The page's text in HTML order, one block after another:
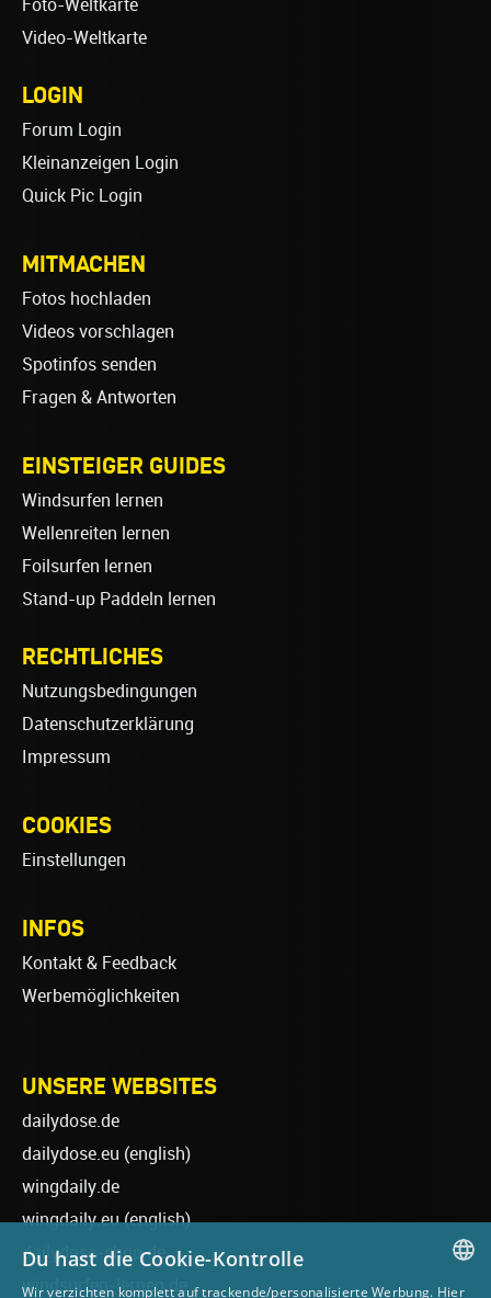
Foto-Weltkarte
Video-Weltkarte
LOGIN
Forum Login
Kleinanzeigen Login
Quick Pic Login
MITMACHEN
Fotos hochladen
Videos vorschlagen
Spotinfos senden
Fragen & Antworten
EINSTEIGER GUIDES
Windsurfen lernen
Wellenreiten lernen
Foilsurfen lernen
Stand-up Paddeln lernen
RECHTLICHES
Nutzungsbedingungen
Datenschutzerklärung
Impressum
COOKIES
Einstellungen
INFOS
Kontakt & Feedback
Werbemöglichkeiten
UNSERE WEBSITES
dailydose.de
dailydose.eu (english)
wingdaily.de
wingdaily.eu(english)
dailydose-shop.de
windsurfen-lernen.de
Du hast die Cookie-Kontrolle
Wir verzichten komplett auf trackende/personalisierte Werbung. Hier